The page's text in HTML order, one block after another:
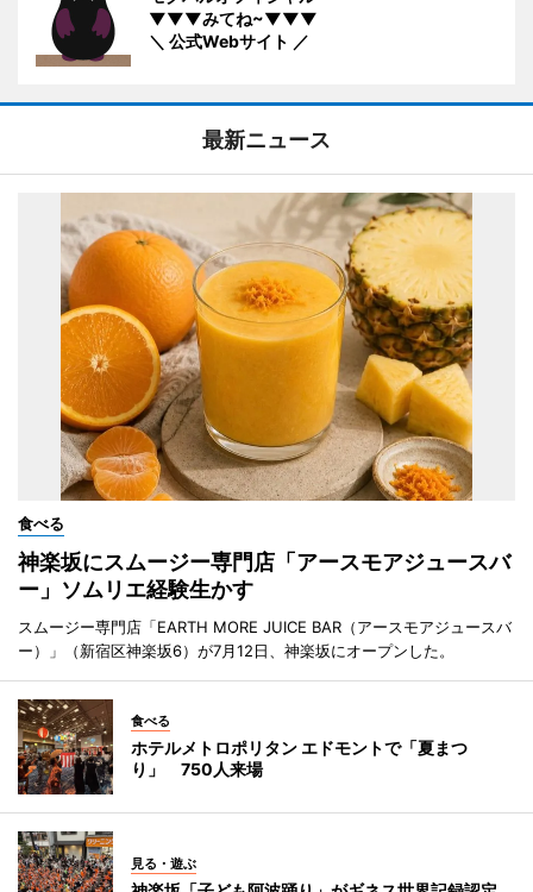
▼▼▼みてね~▼▼▼
＼ 公式Webサイト ／
最新ニュース
食べる
神楽坂にスムージー専門店「アースモアジュースバ
ー」ソムリエ経験生かす
スムージー専門店「EARTH MORE JUICE BAR（アースモアジュースバ
ー）」（新宿区神楽坂6）が7月12日、神楽坂にオープンした。
食べる
ホテルメトロポリタン エドモントで「夏まつ
り」 750人来場
見る・遊ぶ